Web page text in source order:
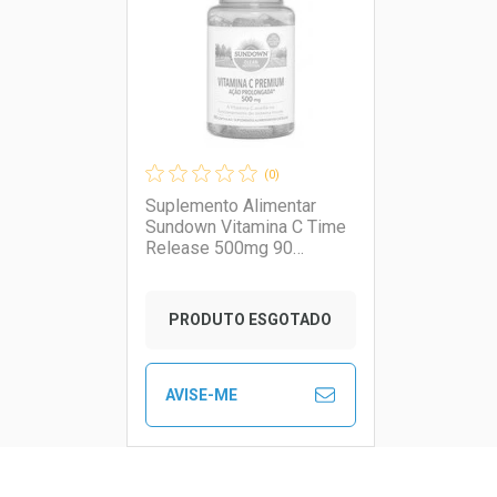
Ver Desconto Convênio
(0)
Suplemento Alimentar
Sundown Vitamina C Time
Release 500mg 90
PRODUTO ESGOTADO
AVISE-ME